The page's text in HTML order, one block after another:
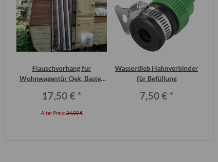
Flauschvorhang für
Wohnwagentür Qek, Bastei,
17,50 € *
Alter Preis:24,00 €
Wasserdieb Hahnverbinder
für Befüllung
7,50 € *